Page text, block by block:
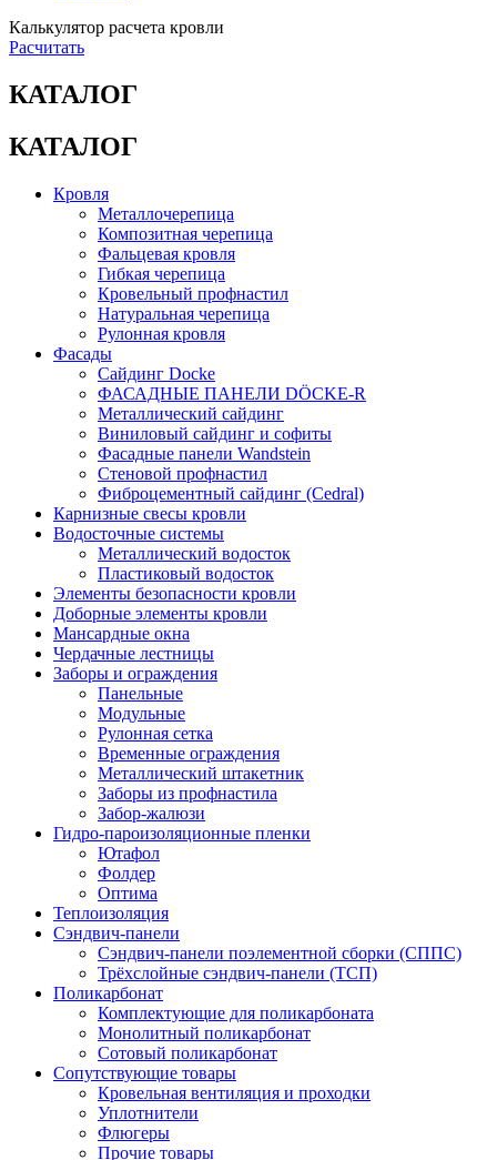
Калькулятор расчета кровли
Расчитать
КАТАЛОГ
КАТАЛОГ
Кровля
Металлочерепица
Композитная черепица
Фальцевая кровля
Гибкая черепица
Кровельный профнастил
Натуральная черепица
Рулонная кровля
Фасады
Сайдинг Docke
ФАСАДНЫЕ ПАНЕЛИ DÖCKE-R
Металлический сайдинг
Виниловый сайдинг и софиты
Фасадные панели Wandstein
Стеновой профнастил
Фиброцементный сайдинг (Cedral)
Карнизные свесы кровли
Водосточные системы
Металлический водосток
Пластиковый водосток
Элементы безопасности кровли
Доборные элементы кровли
Мансардные окна
Чердачные лестницы
Заборы и ограждения
Панельные
Модульные
Рулонная сетка
Временные ограждения
Металлический штакетник
Заборы из профнастила
Забор-жалюзи
Гидро-пароизоляционные пленки
Ютафол
Фолдер
Оптима
Теплоизоляция
Сэндвич-панели
Сэндвич-панели поэлементной сборки (СППС)
Трёхслойные сэндвич-панели (ТСП)
Поликарбонат
Комплектующие для поликарбоната
Монолитный поликарбонат
Сотовый поликарбонат
Сопутствующие товары
Кровельная вентиляция и проходки
Уплотнители
Флюгеры
Прочие товары